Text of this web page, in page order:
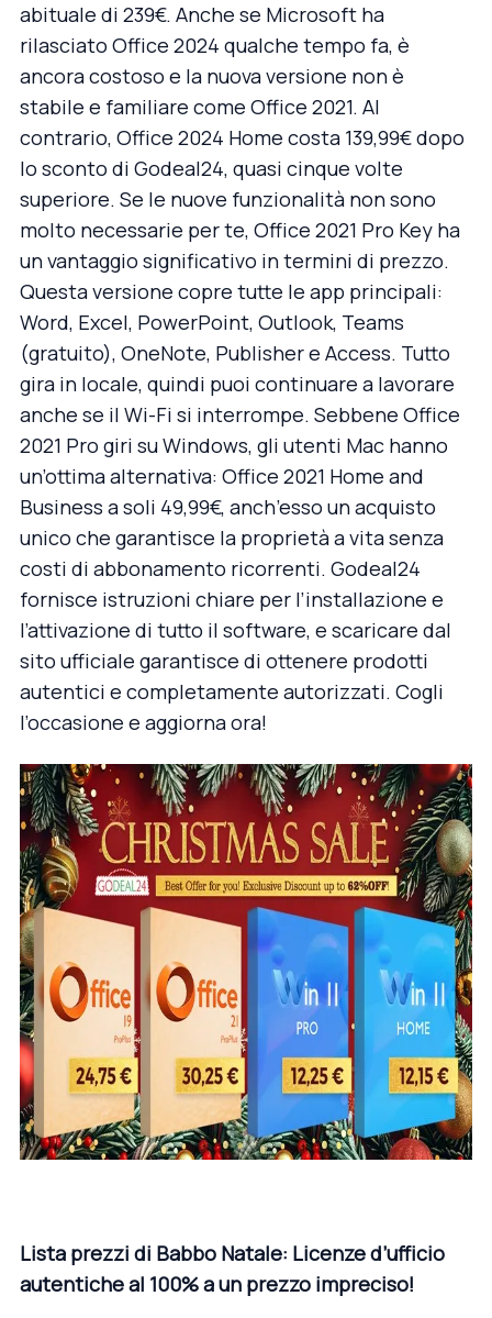
abituale di 239€. Anche se Microsoft ha
rilasciato Office 2024 qualche tempo fa, è
ancora costoso e la nuova versione non è
stabile e familiare come Office 2021. Al
contrario, Office 2024 Home costa 139,99€ dopo
lo sconto di Godeal24, quasi cinque volte
superiore. Se le nuove funzionalità non sono
molto necessarie per te, Office 2021 Pro Key ha
un vantaggio significativo in termini di prezzo.
Questa versione copre tutte le app principali:
Word, Excel, PowerPoint, Outlook, Teams
(gratuito), OneNote, Publisher e Access. Tutto
gira in locale, quindi puoi continuare a lavorare
anche se il Wi-Fi si interrompe. Sebbene Office
2021 Pro giri su Windows, gli utenti Mac hanno
un’ottima alternativa: Office 2021 Home and
Business a soli 49,99€, anch’esso un acquisto
unico che garantisce la proprietà a vita senza
costi di abbonamento ricorrenti. Godeal24
fornisce istruzioni chiare per l’installazione e
l’attivazione di tutto il software, e scaricare dal
sito ufficiale garantisce di ottenere prodotti
autentici e completamente autorizzati. Cogli
l’occasione e aggiorna ora!
Lista prezzi di Babbo Natale: Licenze d’ufficio
autentiche al 100% a un prezzo impreciso!